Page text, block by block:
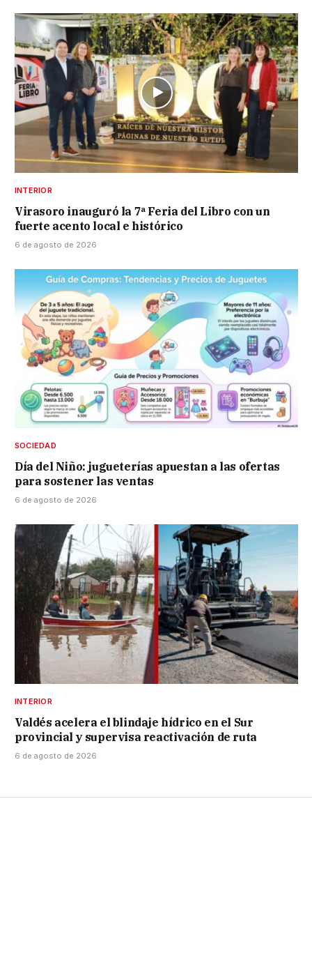
INTERIOR
Virasoro inauguró la 7ª Feria del Libro con un
fuerte acento local e histórico
6 de agosto de 2026
SOCIEDAD
Día del Niño: jugueterías apuestan a las ofertas
para sostener las ventas
6 de agosto de 2026
INTERIOR
Valdés acelera el blindaje hídrico en el Sur
provincial y supervisa reactivación de ruta
6 de agosto de 2026